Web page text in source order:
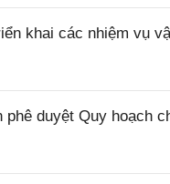
khai các nhiệm vụ
duyệt Quy hoạch